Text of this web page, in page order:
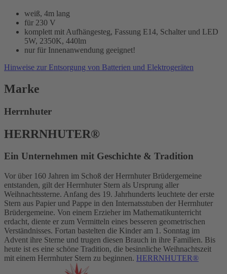
weiß, 4m lang
für 230 V
komplett mit Aufhängesteg, Fassung E14, Schalter und LED
5W, 2350K, 440lm
nur für Innenanwendung geeignet!
Hinweise zur Entsorgung von Batterien und Elektrogeräten
Marke
Herrnhuter
HERRNHUTER®
Ein Unternehmen mit Geschichte & Tradition
Vor über 160 Jahren im Schoß der Herrnhuter Brüdergemeine
entstanden, gilt der Herrnhuter Stern als Ursprung aller
Weihnachtssterne. Anfang des 19. Jahrhunderts leuchtete der erste
Stern aus Papier und Pappe in den Internatsstuben der Herrnhuter
Brüdergemeine. Von einem Erzieher im Mathematikunterricht
erdacht, diente er zum Vermitteln eines besseren geometrischen
Verständnisses. Fortan bastelten die Kinder am 1. Sonntag im
Advent ihre Sterne und trugen diesen Brauch in ihre Familien. Bis
heute ist es eine schöne Tradition, die besinnliche Weihnachtszeit
mit einem Herrnhuter Stern zu beginnen. HERRNHUTER®